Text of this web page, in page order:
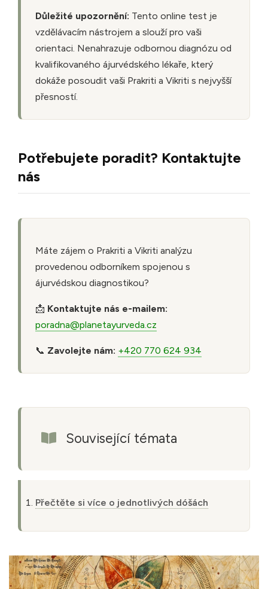
Důležité upozornění: Tento online test je
vzdělávacím nástrojem a slouží pro vaši
orientaci. Nenahrazuje odbornou diagnózu od
kvalifikovaného ájurvédského lékaře, který
dokáže posoudit vaši Prakriti a Vikriti s nejvyšší
přesností.
Potřebujete poradit? Kontaktujte
nás
Máte zájem o Prakriti a Vikriti analýzu
provedenou odborníkem spojenou s
ájurvédskou diagnostikou?
📩 Kontaktujte nás e-mailem:
poradna@planetayurveda.cz
📞 Zavolejte nám: +420 770 624 934
Související témata
Přečtěte si více o jednotlivých dóšách